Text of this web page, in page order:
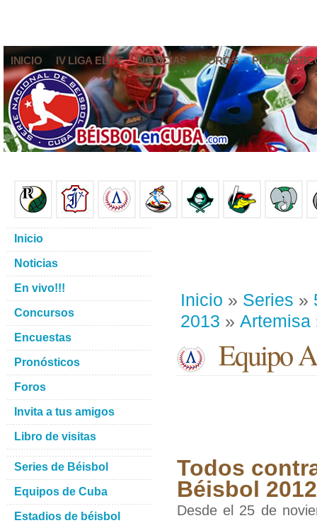
INICIO IV LIGA ELITE NOTICIAS FOROS
Inicio » Series »
2013 » Artemisa
Equipo
Todos
Béisbol
Desde el 25 de
Inicio
Noticias
En vivo!!!
Concursos
Encuestas
Pronósticos
Foros
Invita a tus amigos
Libro de visitas
Series de Béisbol
Equipos de Cuba
Estadios de béisbol